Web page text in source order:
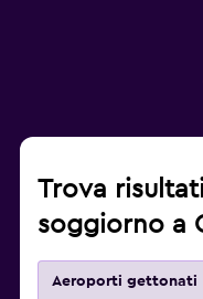
Trova
soggiorno a
Aeroporti gettonati